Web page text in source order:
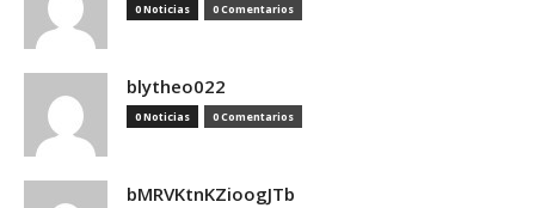
0 Noticias 0 Comentarios
blytheo022
0 Noticias 0 Comentarios
bMRVKtnKZioogJTb